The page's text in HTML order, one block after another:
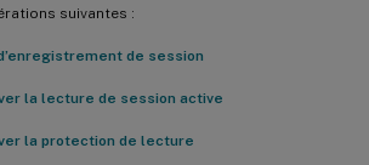
suivantes :
de session
la lecture de session active
la protection de lecture